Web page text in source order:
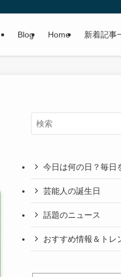
Blog Home 新着記事
今日は何の日？毎日
芸能人の誕生日
話題のニュース
おすすめ情報＆トレ